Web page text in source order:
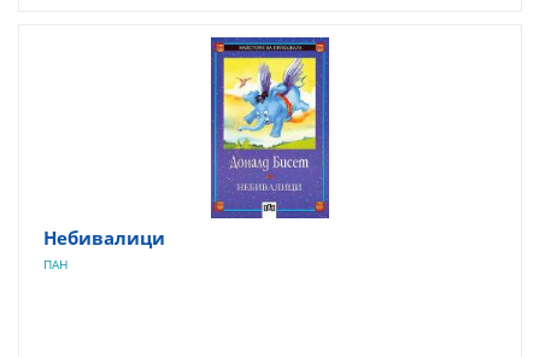
Небивалици
ПАН